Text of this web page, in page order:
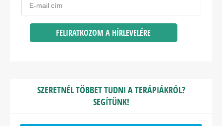
SZERETNÉL TÖBBET TUDNI A TERÁPIÁKRÓL?
SEGÍTÜNK!